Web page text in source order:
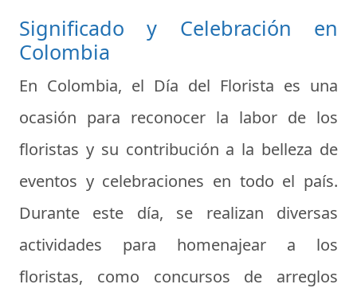
Significado y Celebración en
Colombia
En Colombia, el Día del Florista es una
ocasión para reconocer la labor de los
floristas y su contribución a la belleza de
eventos y celebraciones en todo el país.
Durante este día, se realizan diversas
actividades para homenajear a los
floristas, como concursos de arreglos